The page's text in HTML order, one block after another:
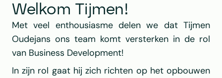
Welkom Tijmen!
Met veel enthousiasme delen we dat Tijmen
Oudejans ons team komt versterken in de rol
van Business Development!
In zijn rol gaat hij zich richten op het opbouwen